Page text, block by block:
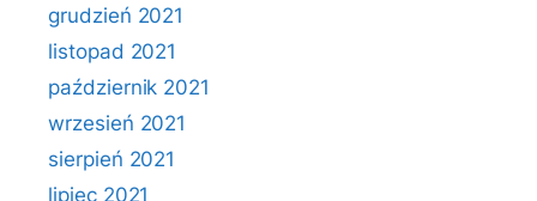
grudzień 2021
listopad 2021
październik 2021
wrzesień 2021
sierpień 2021
lipiec 2021